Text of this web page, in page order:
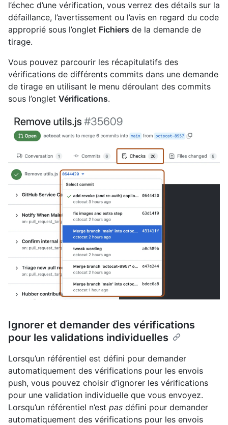
l’échec d’une vérification, vous verrez des détails sur la
défaillance, l’avertissement ou l’avis en regard du code
approprié sous l’onglet Fichiers de la demande de
tirage.
Vous pouvez parcourir les récapitulatifs des
vérifications de différents commits dans une demande
de tirage en utilisant le menu déroulant des commits
sous l’onglet Vérifications.
Ignorer et demander des vérifications
pour les validations individuelles
Lorsqu’un référentiel est défini pour demander
automatiquement des vérifications pour les envois
push, vous pouvez choisir d’ignorer les vérifications
pour une validation individuelle que vous envoyez.
Lorsqu’un référentiel n’est pas défini pour demander
automatiquement des vérifications pour les envois